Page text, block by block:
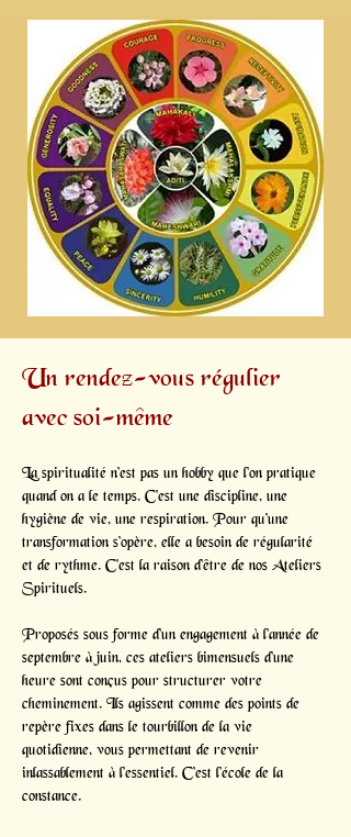
Un rendez-vous régulier
avec soi-même
La spiritualité n'est pas un hobby que l'on pratique
quand on a le temps. C'est une discipline, une
hygiène de vie, une respiration. Pour qu'une
transformation s'opère, elle a besoin de régularité
et de rythme. C'est la raison d'être de nos Ateliers
Spirituels.
Proposés sous forme d'un engagement à l'année de
septembre à juin, ces ateliers bimensuels d'une
heure sont conçus pour structurer votre
cheminement. Ils agissent comme des points de
repère fixes dans le tourbillon de la vie
quotidienne, vous permettant de revenir
inlassablement à l'essentiel. C'est l'école de la
constance.